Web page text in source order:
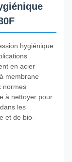
hygiénique
en acier
membrane
normes
à nettoyer pour
les
et de bio-